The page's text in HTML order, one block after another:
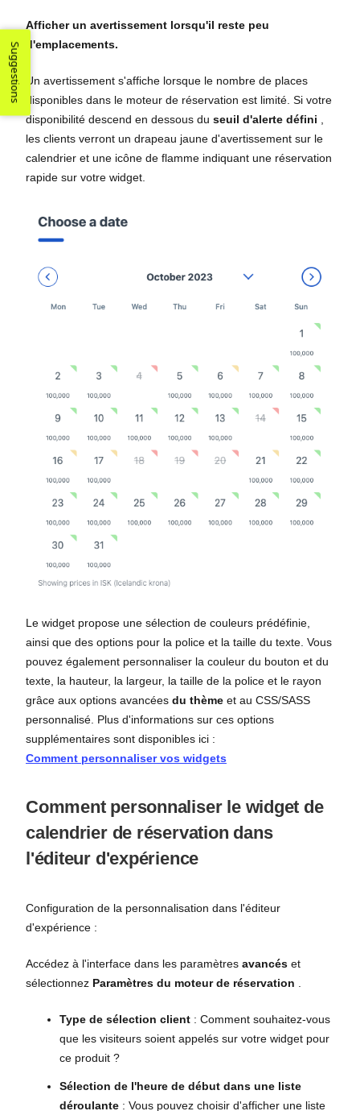
Afficher un avertissement lorsqu'il reste peu
d'emplacements.
Un avertissement s'affiche lorsque le nombre de places
disponibles dans le moteur de réservation est limité. Si votre
disponibilité descend en dessous du seuil d'alerte défini
les clients verront un drapeau jaune d'avertissement sur le
calendrier et une icône de flamme indiquant une réservation
rapide sur votre widget.
Le widget propose une sélection de couleurs prédéfinie,
ainsi que des options pour la police et la taille du texte. Vous
pouvez également personnaliser la couleur du bouton et du
texte, la hauteur, la largeur, la taille de la police et le rayon
grâce aux options avancées du thème et au CSS/SASS
personnalisé. Plus d'informations sur ces options
supplémentaires sont disponibles ici :
Comment personnaliser vos widgets
Comment personnaliser le widget de
calendrier de réservation dans
l'éditeur d'expérience
Configuration de la personnalisation dans l'éditeur
d'expérience :
Accédez à l'interface dans les paramètres avancés et
sélectionnez Paramètres du moteur de réservation .
Type de sélection client : Comment souhaitez-vous
que les visiteurs soient appelés sur votre widget pour
ce produit ?
Sélection de l'heure de début dans une liste
déroulante : Vous pouvez choisir d'afficher une liste
Suggestions